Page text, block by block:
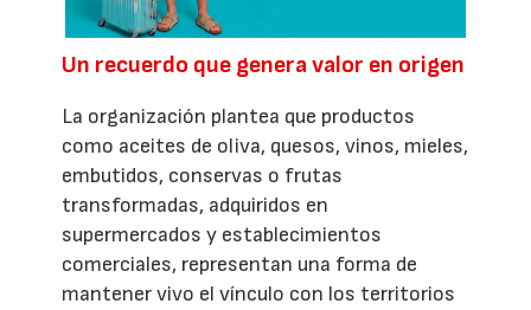
Un recuerdo que genera valor en origen
La organización plantea que productos
como aceites de oliva, quesos, vinos, mieles,
embutidos, conservas o frutas
transformadas, adquiridos en
supermercados y establecimientos
comerciales, representan una forma de
mantener vivo el vínculo con los territorios